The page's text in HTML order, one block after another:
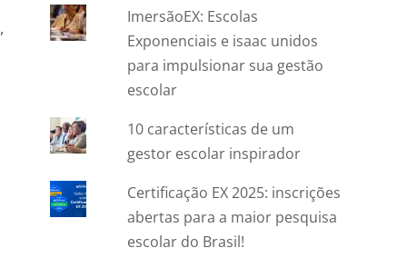
ImersãoEX: Escolas
Exponenciais e isaac unidos
para impulsionar sua gestão
escolar
10 características de um
gestor escolar inspirador
Certificação EX 2025: inscrições
abertas para a maior pesquisa
escolar do Brasil!